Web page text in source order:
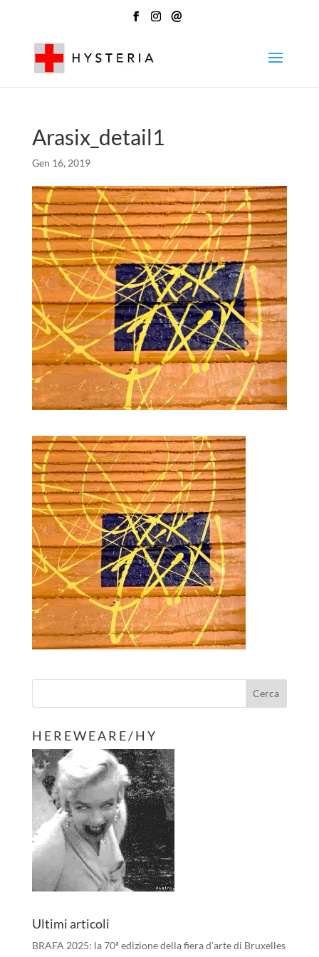
@
Arasix_detail1
Gen 16, 2019
H E R E W E A R E / H Y
Ultimi articoli
BRAFA 2025: la 70ª edizione della fiera d’arte di Bruxelles